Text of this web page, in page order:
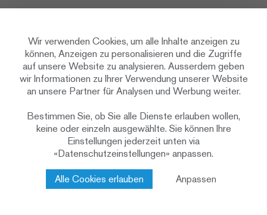
Wir verwenden Cookies, um alle Inhalte anzeigen zu
können, Anzeigen zu personalisieren und die Zugriffe
auf unsere Website zu analysieren. Ausserdem geben
wir Informationen zu Ihrer Verwendung unserer Website
an unsere Partner für Analysen und Werbung weiter.
Bestimmen Sie, ob Sie alle Dienste erlauben wollen,
keine oder einzeln ausgewählte. Sie können Ihre
Einstellungen jederzeit unten via
«Datenschutzeinstellungen» anpassen.
Alle Cookies erlauben Anpassen